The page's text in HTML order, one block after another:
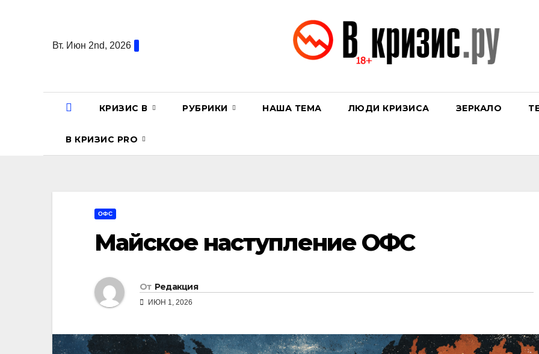
содержаниюВт. Июн 2nd, 2026
КРИЗИС В РУБРИКИ НАША ТЕМА ЛЮДИ КРИЗИСА ЗЕРКАЛО
В КРИЗИС PRO
ОФС
Майское наступление ОФС
От Редакция
ИЮН 1, 2026